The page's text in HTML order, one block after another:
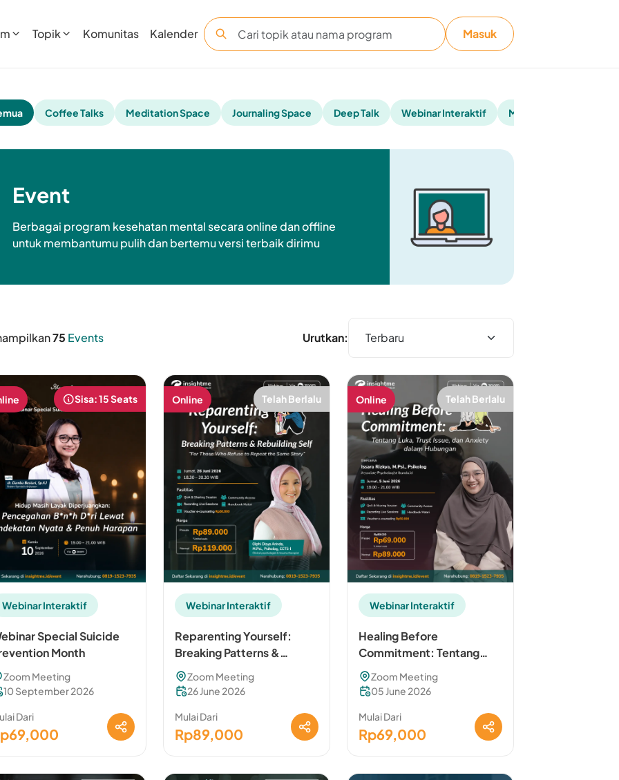
Topik Komunitas Kalender Masuk
Coffee Talks Meditation Space Journaling Space Deep Talk Webinar Interaktif Mental Health Survivor
Event
Berbagai program kesehatan mental secara online dan offline
untuk membantumu pulih dan bertemu versi terbaik dirimu
75 Events Urutkan:
Sisa: 15 Seats
Webinar Interaktif
Special Suicide
Month
Zoom Meeting
10 September 2026
Dari
Online Telah Berlalu
Webinar Interaktif
Reparenting Yourself:
Breaking Patterns &
Rebuilding Self
Zoom Meeting
26 June 2026
Mulai Dari
Rp89,000
Online Telah Berlalu
Webinar Interaktif
Healing Before
Commitment: Tentang
Luka, Trust Issue, dan
Anxiety dalam Hubungan
Zoom Meeting
05 June 2026
Mulai Dari
Rp69,000